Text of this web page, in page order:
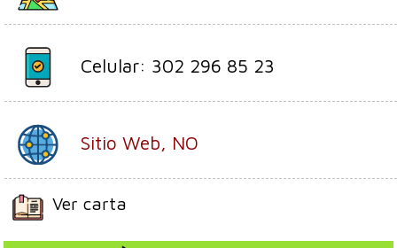
Celular: 302 296 85 23
Sitio Web, NO
Ver carta